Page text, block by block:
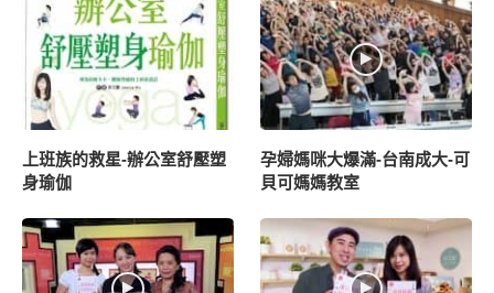
上班族的救星-辦公室舒壓塑
身瑜伽
孕婦媽咪大爆滿-台南成大-可
貝可媽媽教室